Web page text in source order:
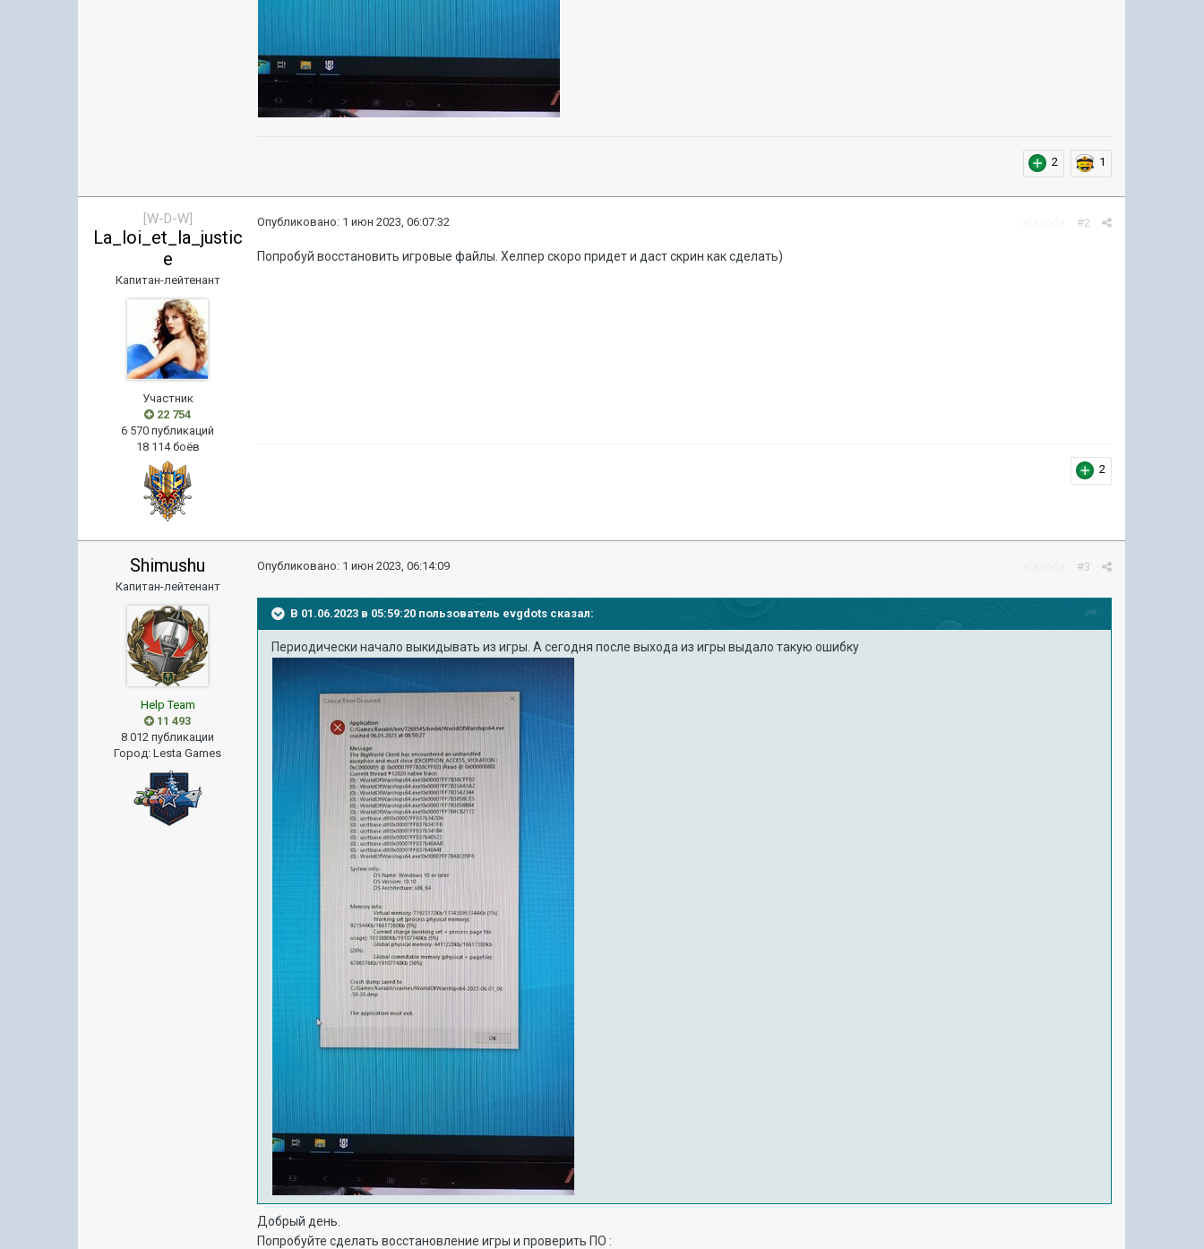
2 1
[W-D-W]
La_loi_et_la_justic
e
Капитан-лейтенант
Участник
22 754
6 570 публикаций
18 114 боёв
#2
Опубликовано: 1 июн 2023, 06:07:32
Попробуй восстановить игровые файлы. Хелпер скоро придет и даст скрин как сделать)
2
Shimushu
Капитан-лейтенант
Help Team
11 493
8 012 публикации
Город:Lesta Games
#3
Опубликовано: 1 июн 2023, 06:14:09
В 01.06.2023 в 05:59:20 пользователь evgdots сказал:
Периодически начало выкидывать из игры. А сегодня после выхода из игры выдало такую ошибку
Добрый день.
Попробуйте сделать восстановление игры и проверить ПО :